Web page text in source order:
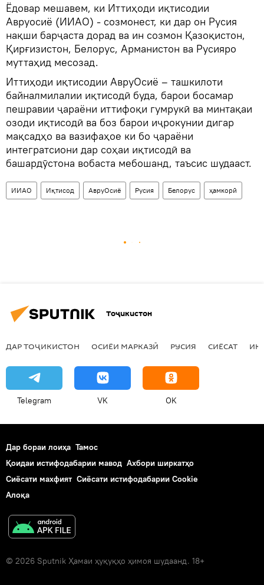
Ёдовар мешавем, ки Иттиҳоди иқтисодии
Авруосиё (ИИАО) - созмонест, ки дар он Русия
нақши барҷаста дорад ва ин созмон Қазоқистон,
Қирғизистон, Белорус, Арманистон ва Русияро
муттаҳид месозад.
Иттиҳоди иқтисодии АвруОсиё – ташкилоти
байналмилалии иқтисодӣ буда, барои босамар
пешравии ҷараёни иттифоқи гумрукӣ ва минтақаи
озоди иқтисодӣ ва боз барои иҷрокунии дигар
мақсадҳо ва вазифаҳое ки бо ҷараёни
интегратсиони дар соҳаи иқтисодӣ ва
башардӯстона вобаста мебошанд, таъсис шудааст.
ИИАО Иқтисод АвруОсиё Русия Белорус ҳамкорӣ
Тоҷикистон
ДАР ТОҶИКИСТОН ОСИЁИ МАРКАЗӢ РУСИЯ СИЁСАТ
Telegram VK OK
Дар бораи лоиҳа Тамос
Қоидаи истифодабарии мавод Ахбори ширкатҳо
Сиёсати махфият Сиёсати истифодабарии Cookie
Алоқа
© 2026 Sputnik Ҳамаи ҳуқуқҳо ҳимоя шудаанд. 18+